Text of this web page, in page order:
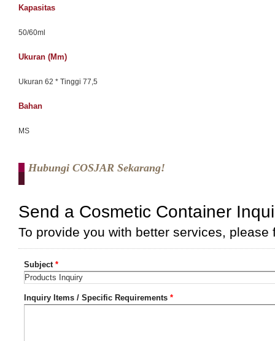
Kapasitas
50/60ml
Ukuran (mm)
Ukuran 62 * Tinggi 77,5
Bahan
MS
Hubungi COSJAR Sekarang!